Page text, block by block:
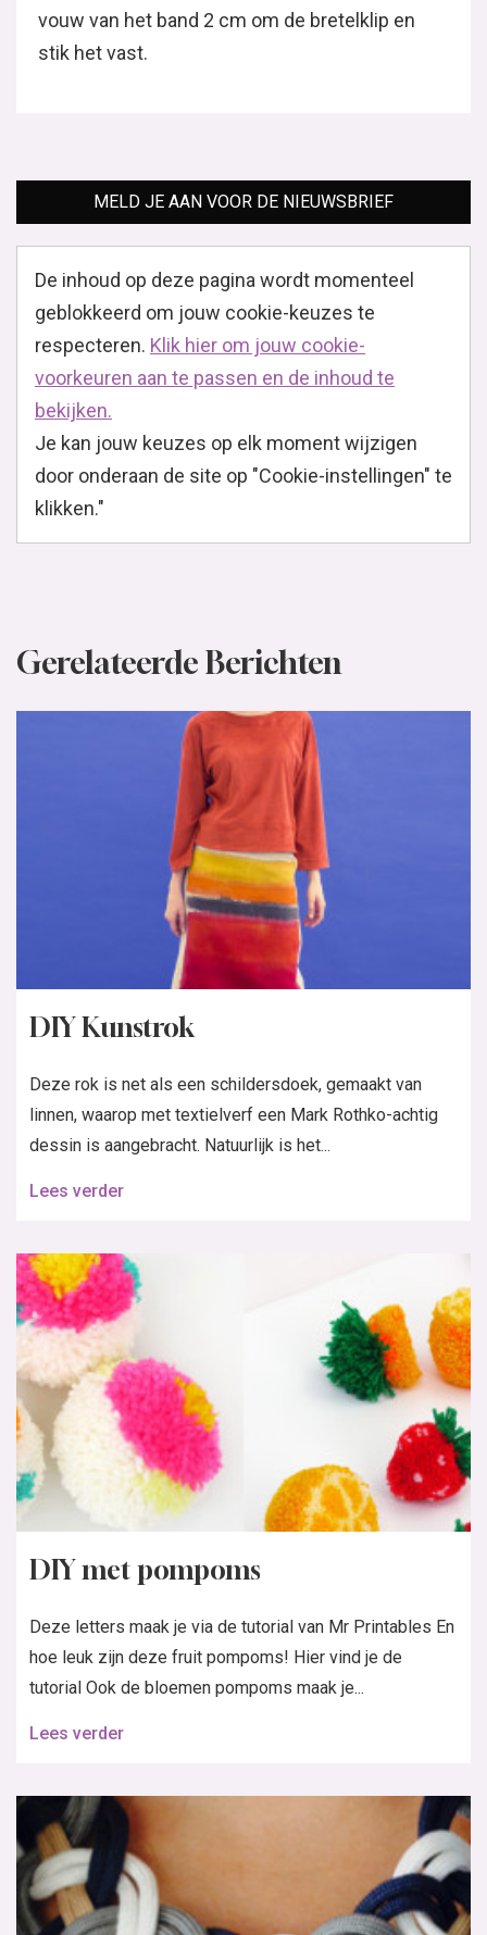
vouw van het band 2 cm om de bretelklip en
stik het vast.
MELD JE AAN VOOR DE NIEUWSBRIEF
De inhoud op deze pagina wordt momenteel
geblokkeerd om jouw cookie-keuzes te
respecteren. Klik hier om jouw cookie-
voorkeuren aan te passen en de inhoud te
bekijken.
Je kan jouw keuzes op elk moment wijzigen
door onderaan de site op "Cookie-instellingen" te
klikken."
Gerelateerde Berichten
DIY Kunstrok
Deze rok is net als een schildersdoek, gemaakt van
linnen, waarop met textielverf een Mark Rothko-achtig
dessin is aangebracht. Natuurlijk is het...
Lees verder
DIY met pompoms
Deze letters maak je via de tutorial van Mr Printables En
hoe leuk zijn deze fruit pompoms! Hier vind je de
tutorial Ook de bloemen pompoms maak je...
Lees verder